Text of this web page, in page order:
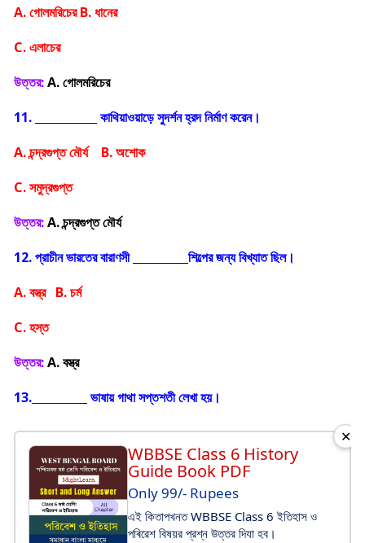
A. গোলমরিচের B. ধানের
C. এলাচের
উত্তর:A. গোলমরিচের
11.
কাথিয়াওয়াড়ে সুদর্শন হ্রদ নির্মাণ করেন।
A. চন্দ্রগুপ্ত মৌর্য B. অশোক
C. সমুদ্রগুপ্ত
উত্তর:A. চন্দ্রগুপ্ত মৌর্য
12. প্রাচীন ভারতের বারাণসী
শিল্পের জন্য বিখ্যাত ছিল।
A. বস্ত্র B. চর্ম
C. হস্ত
উত্তর:A. বস্ত্র
13.
ভাষায় গাথা সপ্তশতী লেখা হয়।
WBBSE Class 6 History
Guide Book PDF
Only 99/- Rupees
এই কিতাপখনত WBBSE Class 6 ইতিহাস ও
পৰিৱেশ বিষয়র প্রশ্ন উত্তর দিযা হব।
✕